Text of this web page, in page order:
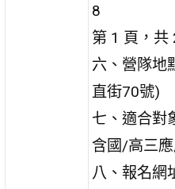
8
第 1 頁，共
六、營隊地
直街70號)
七、適合對
含國/高三
八、報名網